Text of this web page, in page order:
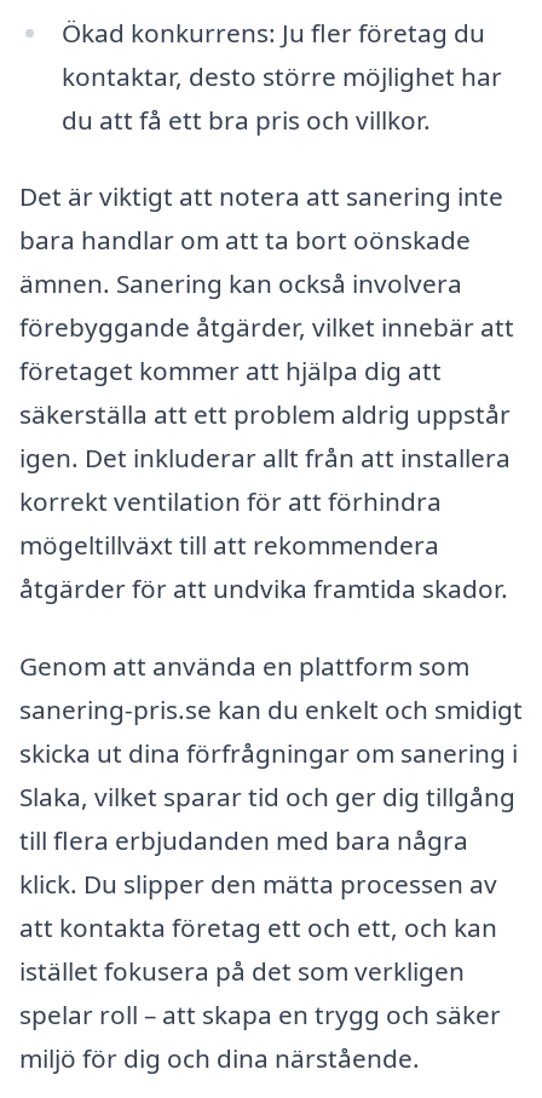
Ökad konkurrens: Ju fler företag du
kontaktar, desto större möjlighet har
du att få ett bra pris och villkor.
Det är viktigt att notera att sanering inte
bara handlar om att ta bort oönskade
ämnen. Sanering kan också involvera
förebyggande åtgärder, vilket innebär att
företaget kommer att hjälpa dig att
säkerställa att ett problem aldrig uppstår
igen. Det inkluderar allt från att installera
korrekt ventilation för att förhindra
mögeltillväxt till att rekommendera
åtgärder för att undvika framtida skador.
Genom att använda en plattform som
sanering-pris.se kan du enkelt och smidigt
skicka ut dina förfrågningar om sanering i
Slaka, vilket sparar tid och ger dig tillgång
till flera erbjudanden med bara några
klick. Du slipper den mätta processen av
att kontakta företag ett och ett, och kan
istället fokusera på det som verkligen
spelar roll – att skapa en trygg och säker
miljö för dig och dina närstående.